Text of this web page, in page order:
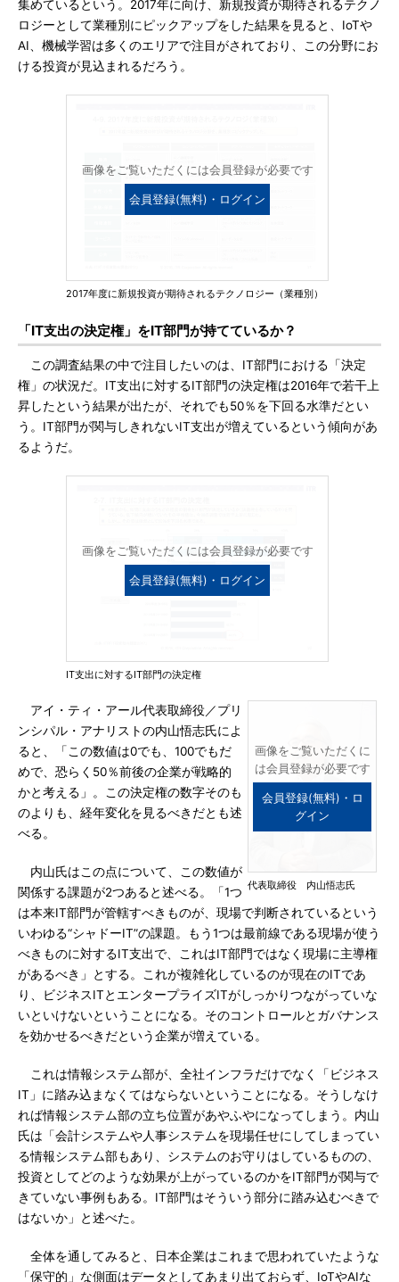
集めているという。2017年に向け、新規投資が期待されるテクノ
ロジーとして業種別にピックアップをした結果を見ると、IoTや
AI、機械学習は多くのエリアで注目がされており、この分野にお
ける投資が見込まれるだろう。
画像をご覧いただくには会員登録が必要です
会員登録(無料)・ログイン
2017年度に新規投資が期待されるテクノロジー（業種別）
「IT支出の決定権」をIT部門が持てているか？
この調査結果の中で注目したいのは、IT部門における「決定
権」の状況だ。IT支出に対するIT部門の決定権は2016年で若干上
昇したという結果が出たが、それでも50％を下回る水準だとい
う。IT部門が関与しきれないIT支出が増えているという傾向があ
るようだ。
画像をご覧いただくには会員登録が必要です
会員登録(無料)・ログイン
IT支出に対するIT部門の決定権
画像をご覧いただくに
は会員登録が必要です
会員登録(無料)・ロ
グイン
代表取締役 内山悟志氏
アイ・ティ・アール代表取締役／プリ
ンシパル・アナリストの内山悟志氏によ
ると、「この数値は0でも、100でもだ
めで、恐らく50％前後の企業が戦略的
かと考える」。この決定権の数字そのも
のよりも、経年変化を見るべきだとも述
べる。
内山氏はこの点について、この数値が
関係する課題が2つあると述べる。「1つ
は本来IT部門が管轄すべきものが、現場で判断されているという
いわゆる“シャドーIT”の課題。もう1つは最前線である現場が使う
べきものに対するIT支出で、これはIT部門ではなく現場に主導権
があるべき」とする。これが複雑化しているのが現在のITであ
り、ビジネスITとエンタープライズITがしっかりつながっていな
いといけないということになる。そのコントロールとガバナンス
を効かせるべきだという企業が増えている。
これは情報システム部が、全社インフラだけでなく「ビジネス
IT」に踏み込まなくてはならないということになる。そうしなけ
れば情報システム部の立ち位置があやふやになってしまう。内山
氏は「会計システムや人事システムを現場任せにしてしまってい
る情報システム部もあり、システムのお守りはしているものの、
投資としてどのような効果が上がっているのかをIT部門が関与で
きていない事例もある。IT部門はそういう部分に踏み込むべきで
はないか」と述べた。
全体を通してみると、日本企業はこれまで思われていたような
「保守的」な側面はデータとしてあまり出ておらず、IoTやAIな